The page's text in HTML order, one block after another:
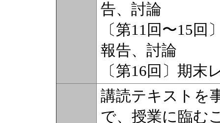
告、討論
〔第11回〜15
報告、討論
〔第16回〕期末
講読テキストを
で、授業に臨む